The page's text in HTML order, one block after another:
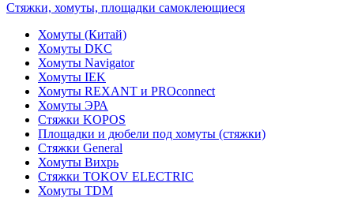
Стяжки, хомуты, площадки самоклеющиеся
Хомуты (Китай)
Хомуты DKC
Хомуты Navigator
Хомуты IEK
Хомуты REXANT и PROconnect
Хомуты ЭРА
Стяжки KOPOS
Площадки и дюбели под хомуты (стяжки)
Стяжки General
Хомуты Вихрь
Стяжки TOKOV ELECTRIC
Хомуты TDM